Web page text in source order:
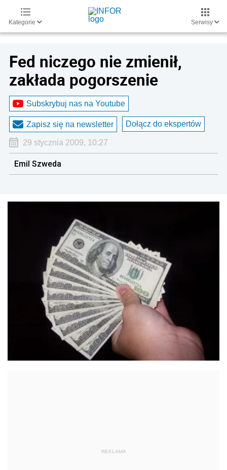
Kategorie Serwisy
Fed niczego nie zmienił,
zakłada pogorszenie
Subskrybuj nas na Youtube
Zapisz się na newsletter Dołącz do ekspertów
29 stycznia 2009, 10:27
Emil Szweda